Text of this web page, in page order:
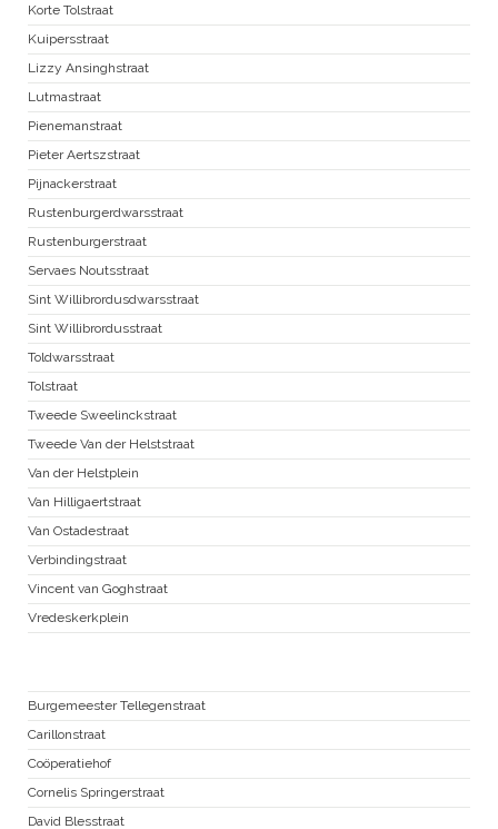
Korte Tolstraat
Kuipersstraat
Lizzy Ansinghstraat
Lutmastraat
Pienemanstraat
Pieter Aertszstraat
Pijnackerstraat
Rustenburgerdwarsstraat
Rustenburgerstraat
Servaes Noutsstraat
Sint Willibrordusdwarsstraat
Sint Willibrordusstraat
Toldwarsstraat
Tolstraat
Tweede Sweelinckstraat
Tweede Van der Helststraat
Van der Helstplein
Van Hilligaertstraat
Van Ostadestraat
Verbindingstraat
Vincent van Goghstraat
Vredeskerkplein
Burgemeester Tellegenstraat
Carillonstraat
Coöperatiehof
Cornelis Springerstraat
David Blesstraat